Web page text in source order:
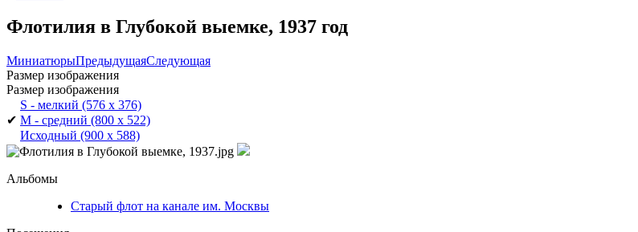
Флотилия в Глубокой выемке, 1937 год
МиниатюрыПредыдущаяСледующая
Размер изображения
Размер изображения
S - мелкий (576 x 376)
✔ M - средний (800 x 522)
Исходный (900 x 588)
Альбомы
Старый флот на канале им. Москвы